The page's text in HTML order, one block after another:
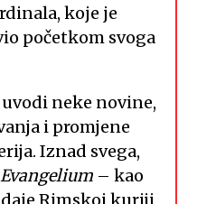
koje je
početkom svoga
neke novine,
i promjene
Iznad svega,
– kao